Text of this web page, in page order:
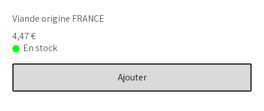
Viande origine FRANCE
4,47 €
En stock
Ajouter